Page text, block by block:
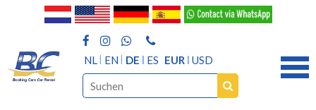
NL EN DE ES EUR USD